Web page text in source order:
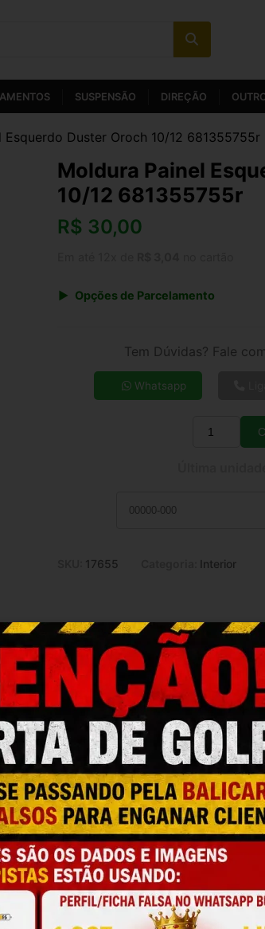
SUSPENSÃO DIREÇÃO
Esquerdo Duster Oroch 10/12 681355755r
Moldura Painel
10/12 681355755r
R$ 30,00
Opções de Parcelamento
7x de R$ 4,92
9x de R$ 3,92
Tem Dúvidas? Fale
Whatsapp
17655 Interior
Marca:
Modelo:
SKU: